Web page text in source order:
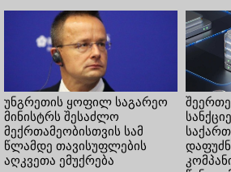
უნგრეთის ყოფილ საგარეო
მინისტრს შესაძლო
მექრთამეობისთვის სამ
წლამდე თავისუფლების
აღკვეთა ემუქრება